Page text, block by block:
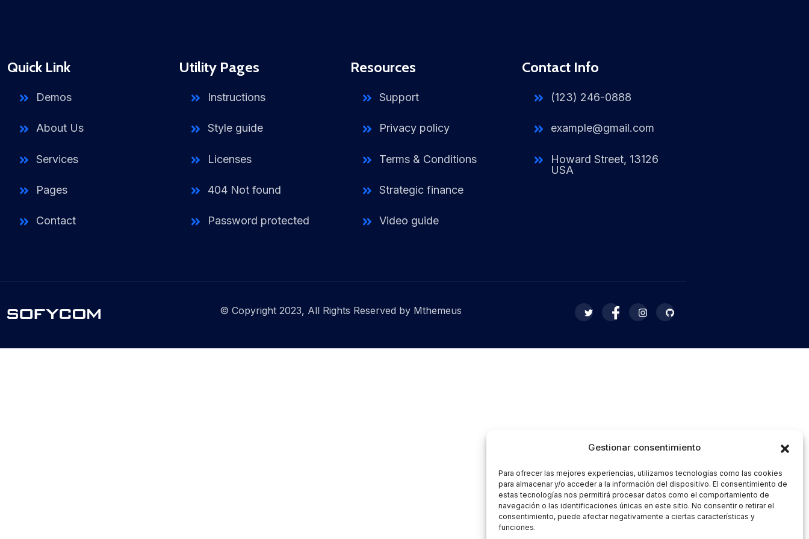
Gestionar consentimiento
Para ofrecer las mejores experiencias, utilizamos tecnologías como las cookies
para almacenar y/o acceder a la información del dispositivo. El consentimiento de
estas tecnologías nos permitirá procesar datos como el comportamiento de
navegación o las identificaciones únicas en este sitio. No consentir o retirar el
consentimiento, puede afectar negativamente a ciertas características y
funciones.
Quick Link
Demos
About Us
Services
Pages
Contact
Utility Pages
Instructions
Style guide
Licenses
404 Not found
Password protected
Resources
Support
Privacy policy
Terms & Conditions
Strategic finance
Video guide
Contact Info
(123) 246-0888
example@gmail.com
Howard Street, 13126
USA
© Copyright 2023, All Rights Reserved by Mthemeus